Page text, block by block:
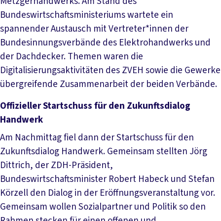
Bundeswirtschaftsministeriums wartete ein
spannender Austausch mit Vertreter*innen der
Bundesinnungsverbände des Elektrohandwerks und
der Dachdecker. Themen waren die
Digitalisierungsaktivitäten des ZVEH sowie die Gewerke
übergreifende Zusammenarbeit der beiden Verbände.
Offizieller Startschuss für den Zukunftsdialog
Handwerk
Am Nachmittag fiel dann der Startschuss für den
Zukunftsdialog Handwerk. Gemeinsam stellten Jörg
Dittrich, der ZDH-Präsident,
Bundeswirtschaftsminister Robert Habeck und Stefan
Körzell den Dialog in der Eröffnungsveranstaltung vor.
Gemeinsam wollen Sozialpartner und Politik so den